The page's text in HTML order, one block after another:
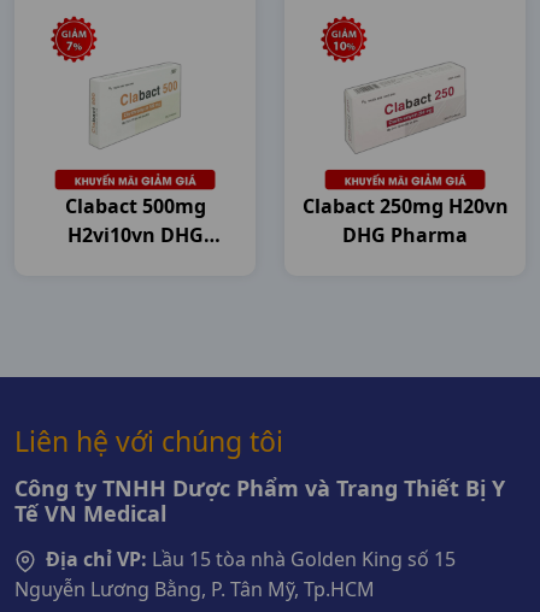
Clabact 500mg
H2vi10vn DHG
Clabact 250mg H20vn
DHG Pharma
Liên hệ với chúng tôi
Công ty TNHH Dược Phẩm và Trang Thiết Bị Y
Tế VN Medical
Địa chỉ VP: Lầu 15 tòa nhà Golden King số 15
Nguyễn Lương Bằng, P. Tân Mỹ, Tp.HCM